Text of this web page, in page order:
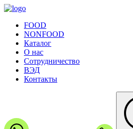
FOOD
NONFOOD
Каталог
О нас
Сотрудничество
ВЭД
Контакты